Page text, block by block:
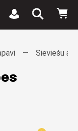
Sieviešu